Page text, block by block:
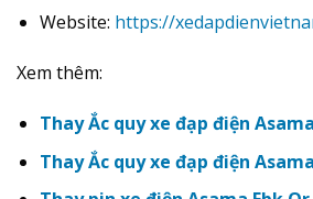
Website: https://
Xem thêm:
Thay Ắc quy xe đạp điện
Thay Ắc quy xe đạp điện